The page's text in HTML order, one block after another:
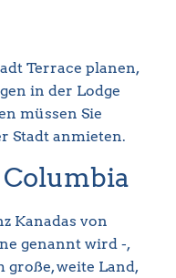
Terrace planen,
in der Lodge
müssen Sie
Stadt anmieten.
Kanadas von
genannt wird -,
große, weite Land,